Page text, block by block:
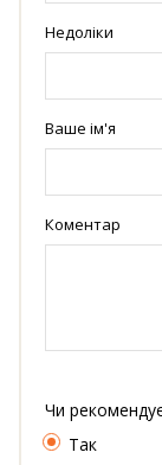
Недоліки
Ваше ім'я
Коментар
Чи
Так